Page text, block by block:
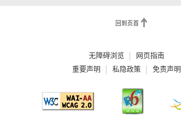
回到页首
无障碍浏览
网页指南
重要声明
私隐政策 免责声明